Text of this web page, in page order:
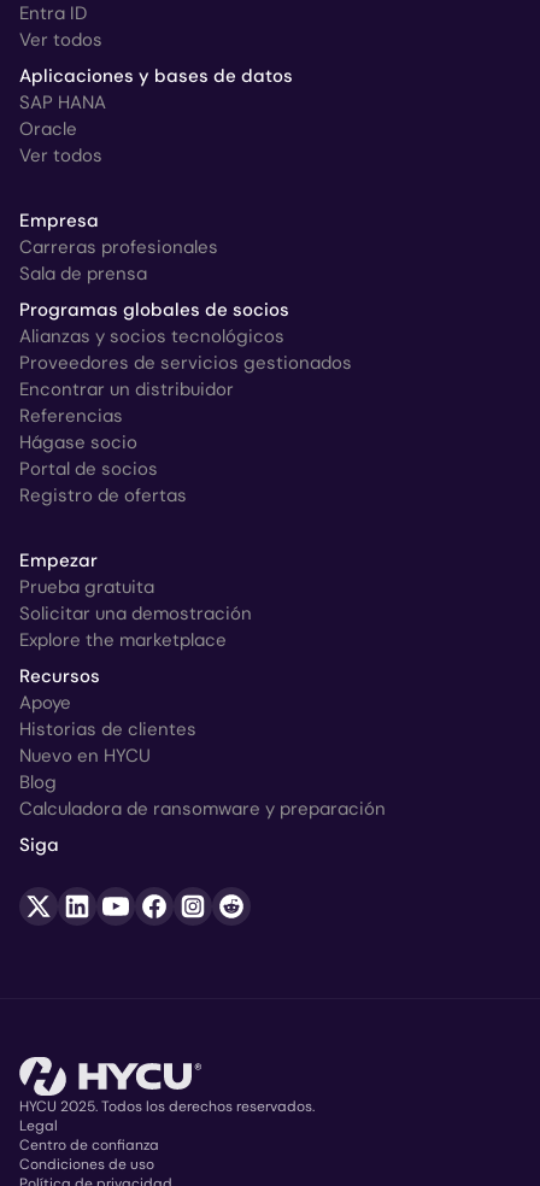
Entra ID
Ver todos
Aplicaciones y bases de datos
SAP HANA
Oracle
Ver todos
Empresa
Carreras profesionales
Sala de prensa
Programas globales de socios
Alianzas y socios tecnológicos
Proveedores de servicios gestionados
Encontrar un distribuidor
Referencias
Hágase socio
Portal de socios
Registro de ofertas
Empezar
Prueba gratuita
Solicitar una demostración
Explore the marketplace
Recursos
Apoye
Historias de clientes
Nuevo en HYCU
Blog
Calculadora de ransomware y preparación
Siga
Copyright
HYCU 2025. Todos los derechos reservados.
Legal
Centro de confianza
Condiciones de uso